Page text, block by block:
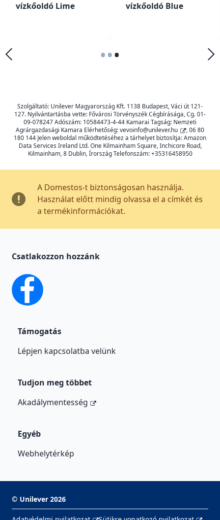
vízkőoldó Lime
vízkőoldó Blue
•••
Szolgáltató: Unilever Magyarország Kft. 1138 Budapest, Váci út 121-
127. Nyilvántartásba vette: Fővárosi Törvényszék Cégbírásága, Cg. 01-
09-078247 Adószám: 10584473-4-44 Kamarai Tagság: Nemzeti
Agrárgazdasági Kamara Elérhetőség:vevoinfo@unilever.hu
, 06 80
180 144 Jelen weboldal működtetéséhez a tárhelyet biztosítja: Amazon
Data Services Ireland Ltd. One Kilmainham Square, Inchicore Road,
Kilmainham, 8 Dublin, Írország Telefonszám: +35316458950
A Domestos-t biztonságosan használja.
Használat előtt mindig olvassa el a címkét és
a termékinformációkat.
Csatlakozzon hozzánk
facebook
Támogatás
Lépjen kapcsolatba velünk
Tudjon meg többet
Akadálymentesség
Egyéb
Webhelytérkép
© Unilever 2026